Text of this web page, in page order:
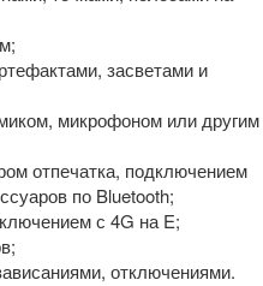
засветами и
микрофоном или другим
отпечатка, подключением
по Bluetooth;
с 4G на E;
отключениями.